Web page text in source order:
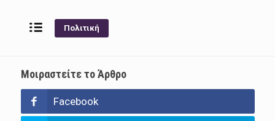
Πολιτική
Μοιραστείτε το Άρθρο
Facebook